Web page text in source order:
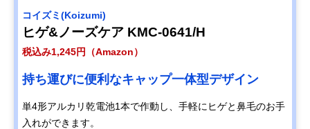
コイズミ(Koizumi)
ヒゲ&ノーズケア KMC-0641/H
税込み1,245円（Amazon）
持ち運びに便利なキャップ一体型デザイン
単4形アルカリ乾電池1本で作動し、手軽にヒゲと鼻毛のお手
入れができます。